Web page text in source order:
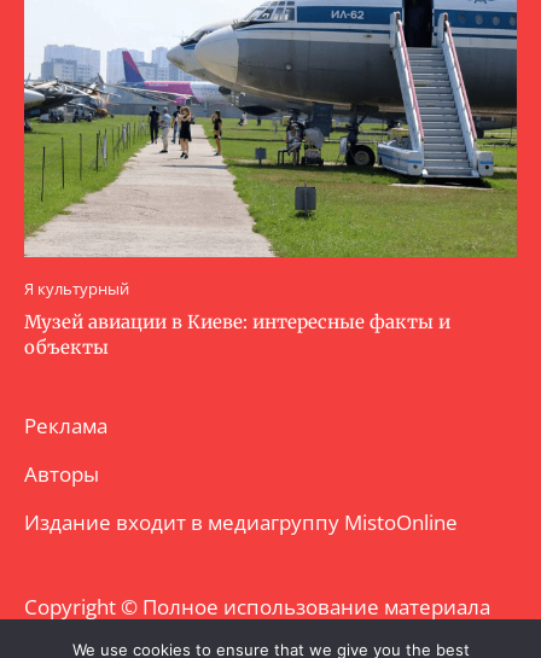
Я культурный
Музей авиации в Киеве: интересные факты и
объекты
Реклама
Авторы
Издание входит в медиагруппу MistoOnline
Copyright © Полное использование материала
запрещено. Частично разрешено с
We use cookies to ensure that we give you the best